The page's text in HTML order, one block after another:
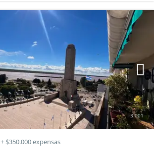
3.001
+ $350.000 expensas